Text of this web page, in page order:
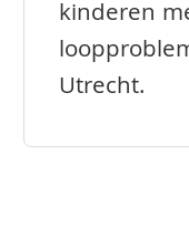
kinderen
Utrecht.